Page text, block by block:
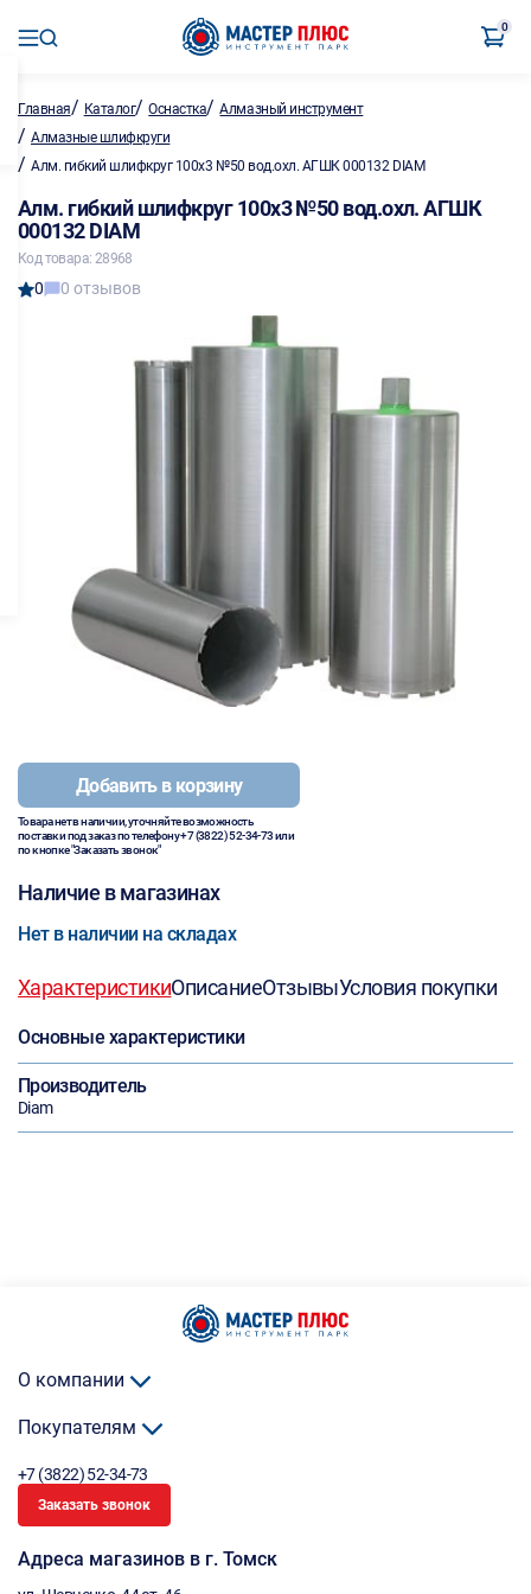
0
Главная/ Каталог/Оснастка/Алмазный инструмент
/ Алмазные шлифкруги
/ Алм. гибкий шлифкруг 100х3 №50 вод.охл. АГШК 000132 DIAM
Алм. гибкий шлифкруг 100х3 №50 вод.охл. АГШК
000132 DIAM
Код товара: 28968
0 0 отзывов
Добавить в корзину
Товара нет в наличии, уточняйте возможность
поставки под заказ по телефону+7 (3822) 52-34-73или
по кнопке "Заказать звонок"
Наличие в магазинах
Нет в наличии на складах
ХарактеристикиОписаниеОтзывыУсловия покупки
Основные характеристики
Производитель
Diam
О компании
Покупателям
+7 (3822) 52-34-73
Заказать звонок
Адреса магазинов в г. Томск